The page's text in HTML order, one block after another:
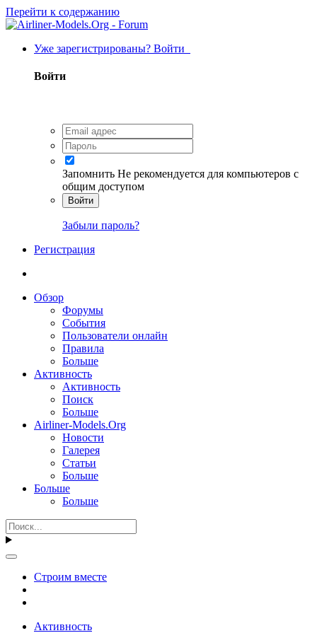
Перейти к содержанию
Уже зарегистрированы? Войти
Войти
Запомнить Не рекомендуется для компьютеров с
общим доступом
Войти
Забыли пароль?
Регистрация
Обзор
Форумы
События
Пользователи онлайн
Правила
Больше
Активность
Активность
Поиск
Больше
Airliner-Models.Org
Новости
Галерея
Статьи
Больше
Больше
Больше
Строим вместе
Активность